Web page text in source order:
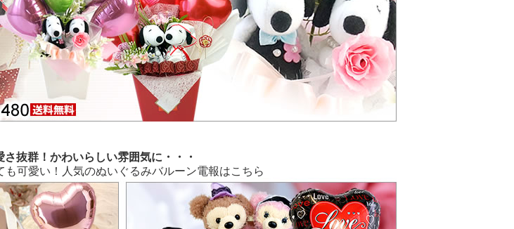
抜群！かわいらしい雰囲気に・・・
可愛い！人気のぬいぐるみバルーン電報はこちら